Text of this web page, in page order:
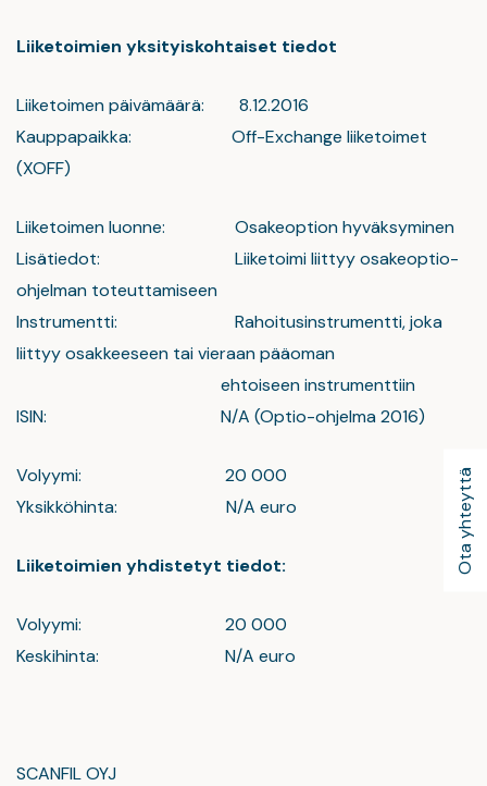
Ota yhteyttä
Liiketoimien yksityiskohtaiset tiedot
Liiketoimen päivämäärä: 8.12.2016
Kauppapaikka: Off-Exchange liiketoimet
(XOFF)
Liiketoimen luonne: Osakeoption hyväksyminen
Lisätiedot: Liiketoimi liittyy osakeoptio-
ohjelman toteuttamiseen
Instrumentti: Rahoitusinstrumentti, joka
liittyy osakkeeseen tai vieraan pääoman
ehtoiseen instrumenttiin
ISIN: N/A (Optio-ohjelma 2016)
Volyymi: 20 000
Yksikköhinta: N/A euro
Liiketoimien yhdistetyt tiedot:
Volyymi: 20 000
Keskihinta: N/A euro
SCANFIL OYJ